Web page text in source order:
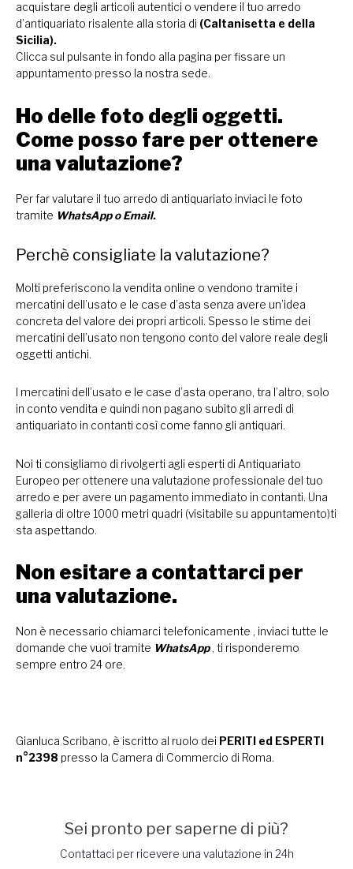
acquistare degli articoli autentici o vendere il tuo arredo
d’antiquariato risalente alla storia di (Caltanisetta e della
Sicilia).
Clicca sul pulsante in fondo alla pagina per fissare un
appuntamento presso la nostra sede.
Ho delle foto degli oggetti.
Come posso fare per ottenere
una valutazione?
Per far valutare il tuo arredo di antiquariato inviaci le foto
tramite WhatsAppoEmail.
Perchè consigliate la valutazione?
Molti preferiscono la vendita online o vendono tramite i
mercatini dell’usato e le case d’asta senza avere un’idea
concreta del valore dei propri articoli. Spesso le stime dei
mercatini dell’usato non tengono conto del valore reale degli
oggetti antichi.
I mercatini dell’usato e le case d’asta operano, tra l’altro, solo
in conto vendita e quindi non pagano subito gli arredi di
antiquariato in contanti così come fanno gli antiquari.
Noi ti consigliamo di rivolgerti agli esperti di Antiquariato
Europeo per ottenere una valutazione professionale del tuo
arredo e per avere un pagamento immediato in contanti. Una
galleria di oltre 1000 metri quadri (visitabile su appuntamento)ti
sta aspettando.
Non esitare a contattarci per
una valutazione.
Non è necessario chiamarci telefonicamente , inviaci tutte le
domande che vuoi tramite WhatsApp, ti risponderemo
sempre entro 24 ore.
Gianluca Scribano, è iscritto al ruolo dei PERITI ed ESPERTI
n°2398 presso la Camera di Commercio di Roma.
Sei pronto per saperne di più?
Contattaci per ricevere una valutazione in 24h